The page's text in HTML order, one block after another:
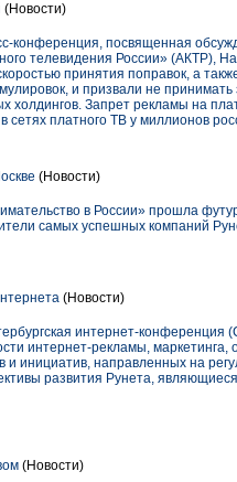
(Новости)
конференция, посвященная
телевидения России» (АКТР),
принятия поправок, а
и призвали не принимать
холдингов. Запрет рекламы на
платного ТВ у миллионов
(Новости)
в России» прошла
самых успешных компаний
(Новости)
интернет-
интернет-рекламы, маркетинга,
и инициатив, направленных на
развития Рунета,
(Новости)